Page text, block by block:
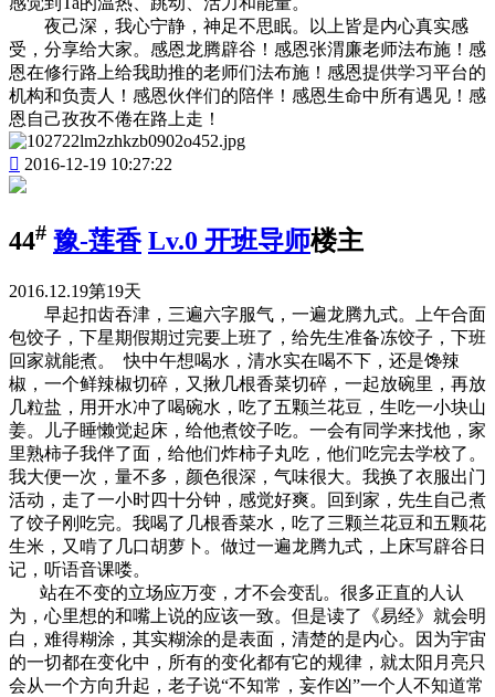
夜己深，我心宁静，神足不思眠。以上皆是内心真实感
受，分享给大家。感恩龙腾辟谷！感恩张渭廉老师法布施！感
恩在修行路上给我助推的老师们法布施！感恩提供学习平台的
机构和负责人！感恩伙伴们的陪伴！感恩生命中所有遇见！感
恩自己孜孜不倦在路上走！
 2016-12-19 10:27:22
44# 豫-莲香 Lv.0 开班导师楼主
2016.12.19第19天
早起扣齿吞津，三遍六字服气，一遍龙腾九式。上午合面
包饺子，下星期假期过完要上班了，给先生准备冻饺子，下班
回家就能煮。 快中午想喝水，清水实在喝不下，还是馋辣
椒，一个鲜辣椒切碎，又揪几根香菜切碎，一起放碗里，再放
几粒盐，用开水冲了喝碗水，吃了五颗兰花豆，生吃一小块山
姜。儿子睡懒觉起床，给他煮饺子吃。一会有同学来找他，家
里熟柿子我伴了面，给他们炸柿子丸吃，他们吃完去学校了。
我大便一次，量不多，颜色很深，气味很大。我换了衣服出门
活动，走了一小时四十分钟，感觉好爽。回到家，先生自己煮
了饺子刚吃完。我喝了几根香菜水，吃了三颗兰花豆和五颗花
生米，又啃了几口胡萝卜。做过一遍龙腾九式，上床写辟谷日
记，听语音课喽。
站在不变的立场应万变，才不会变乱。很多正直的人认
为，心里想的和嘴上说的应该一致。但是读了《易经》就会明
白，难得糊涂，其实糊涂的是表面，清楚的是内心。因为宇宙
的一切都在变化中，所有的变化都有它的规律，就太阳月亮只
会从一个方向升起，老子说“不知常，妄作凶”一个人不知道常